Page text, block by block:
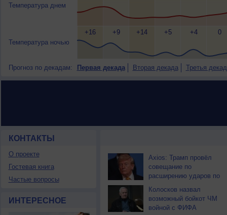
Температура днем
Температура ночью
+16 +9 +14 +5 +4 0
Прогноз по декадам: Первая декада Вторая декада Третья
КОНТАКТЫ
О проекте
Гостевая книга
Частые вопросы
ИНТЕРЕСНОЕ
НОВОСТИ ПАРТНЕРОВ
Axios: Трамп провёл
совещание по
расширению ударов по
Ирану
Колосков назвал
возможный бойкот ЧМ
войной с ФИФА